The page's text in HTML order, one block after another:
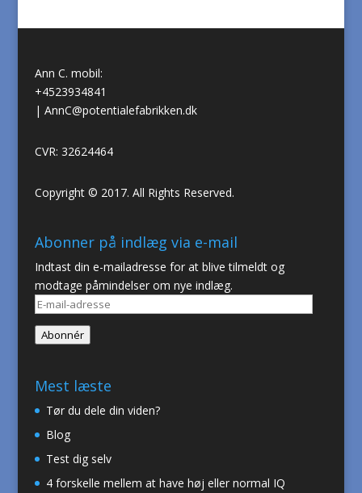
Ann C. mobil:
+4523934841
| AnnC@potentialefabrikken.dk
CVR: 32624464
Copyright © 2017. All Rights Reserved.
Abonner på indlæg via e-mail
Indtast din e-mailadresse for at blive tilmeldt og
modtage påmindelser om nye indlæg.
E-
mail-
adresse
Abonnér
Mest læste
Tør du dele din viden?
Blog
Test dig selv
4 forskelle mellem at have høj eller normal IQ